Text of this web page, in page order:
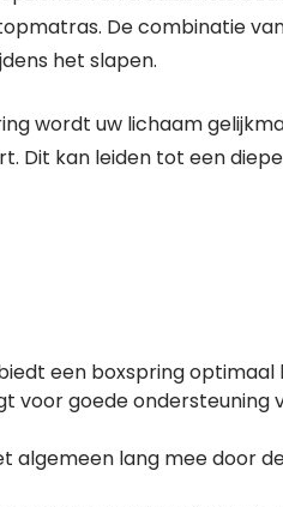
De combinatie
het slapen.
wordt uw lichaam
Dit kan leiden tot een
een boxspring optimaal
voor goede ondersteuning
algemeen lang mee door